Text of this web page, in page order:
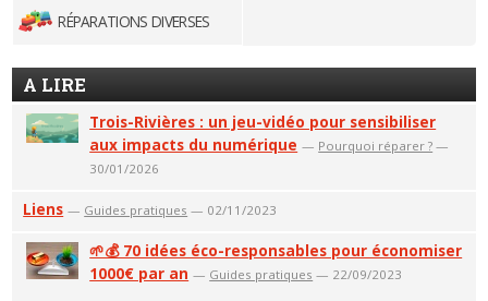
RÉPARATIONS DIVERSES
A LIRE
Trois-Rivières : un jeu-vidéo pour sensibiliser
aux impacts du numérique — Pourquoi réparer ? —
30/01/2026
Liens — Guides pratiques — 02/11/2023
🌱💰 70 idées éco-responsables pour économiser
1000€ par an — Guides pratiques — 22/09/2023